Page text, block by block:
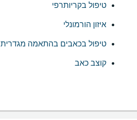
טיפול בקריותרפי
איזון הורמונלי
טיפול בכאבים בהתאמה מגדרית
קוצב כאב